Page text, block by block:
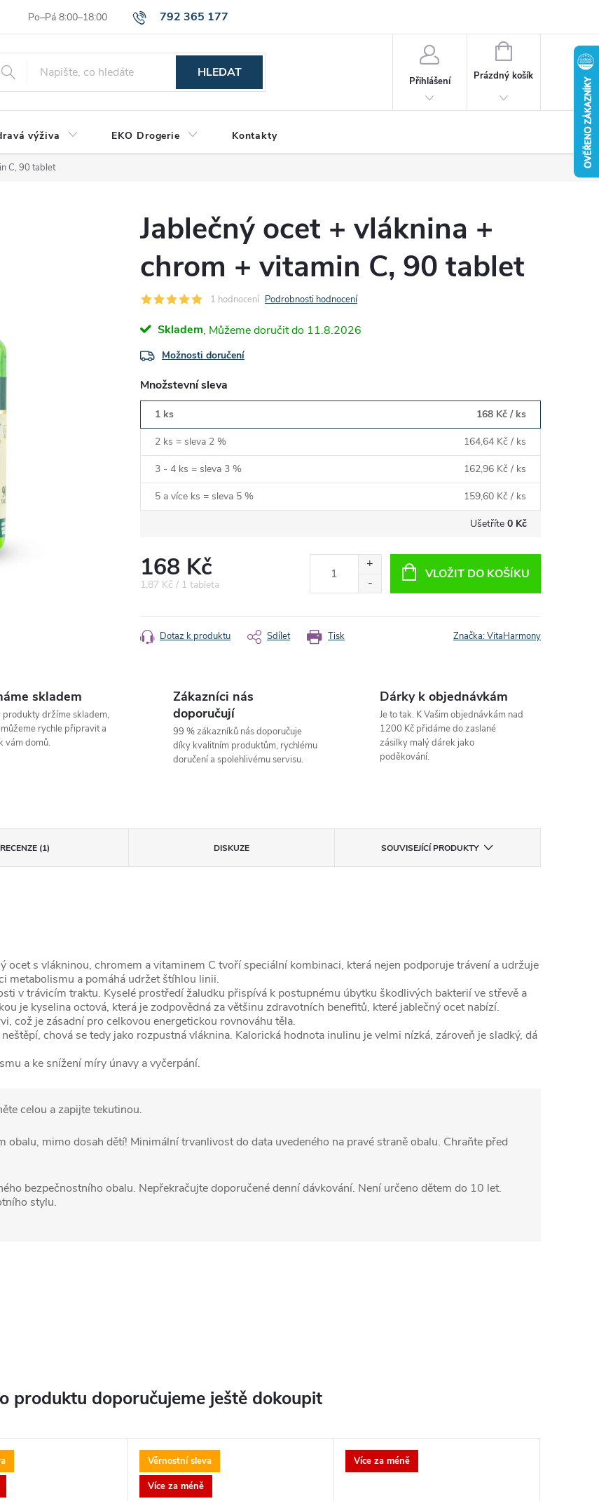
792 365 177
a platební podmínky Reklamační řád Hodnocení obchodu
HLEDAT
Přihlášení
NÁKUPNÍ
KOŠÍK
Prázdný košík
výživa EKO Drogerie Kontakty
C, 90 tablet
Jablečný ocet + vláknina +
chrom + vitamin C, 90 tablet
1 hodnocení Podrobnosti hodnocení
Skladem 11.8.2026
Možnosti doručení
Množstevní sleva
1 ks 168 Kč / ks
2 ks = sleva 2 % 164,64 Kč / ks
3 - 4 ks = sleva 3 % 162,96 Kč / ks
5 a více ks = sleva 5 % 159,60 Kč / ks
Ušetříte 0 Kč
168 Kč
Měrná
1,87 Kč / 1 tableta
VLOŽIT DO KOŠÍKU
Tisk
Dotaz k produktu Sdílet Značka:VitaHarmony
skladem
produkty držíme skladem,
rychle připravit a
vám domů.
Zákazníci nás
doporučují
99 % zákazníků nás doporučuje
díky kvalitním produktům, rychlému
doručení a spolehlivému servisu.
Dárky k objednávkám
Je to tak. K Vašim objednávkám nad
1200 Kč přidáme do zaslané
zásilky malý dárek jako
poděkování.
RECENZE (1) DISKUZE SOUVISEJÍCÍ PRODUKTY
ocet s vlákninou, chromem a vitaminem C tvoří speciální kombinaci, která nejen podporuje trávení a udržuje
metabolismu a pomáhá udržet štíhlou linii.
v trávicím traktu. Kyselé prostředí žaludku přispívá k postupnému úbytku škodlivých bakterií ve střevě a
je kyselina octová, která je zodpovědná za většinu zdravotních benefitů, které jablečný ocet nabízí.
což je zásadní pro celkovou energetickou rovnováhu těla.
chová se tedy jako rozpustná vláknina. Kalorická hodnota inulinu je velmi nízká, zároveň je sladký, dá
a ke snížení míry únavy a vyčerpání.
celou a zapijte tekutinou.
obalu, mimo dosah dětí! Minimální trvanlivost do data uvedeného na pravé straně obalu. Chraňte před
bezpečnostního obalu. Nepřekračujte doporučené denní dávkování. Není určeno dětem do 10 let.
stylu.
produktu doporučujeme ještě dokoupit
Věrnostní sleva
Více za méně
Více za méně